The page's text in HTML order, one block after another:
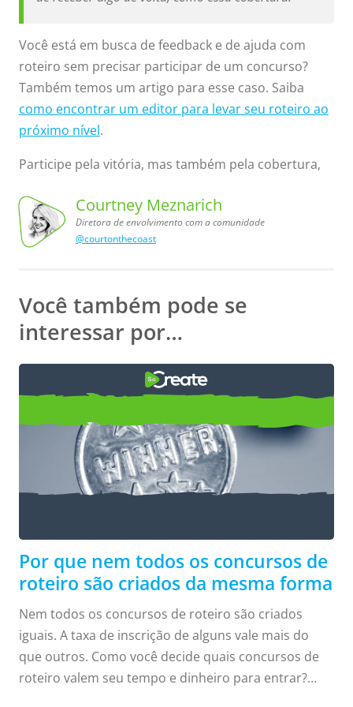
Você está em busca de feedback e de ajuda com
roteiro sem precisar participar de um concurso?
Também temos um artigo para esse caso. Saiba
como encontrar um editor para levar seu roteiro ao
próximo nível.
Participe pela vitória, mas também pela cobertura,
Courtney
Meznarich,
Diretora
de envolvimento
com
a comunidade
Courtney Meznarich
Diretora de envolvimento com a comunidade
@courtonthecoast
Você também pode se
interessar por…
Concursos de roteiro
Por que nem todos os concursos de
roteiro são criados da mesma forma
Nem todos os concursos de roteiro são criados
iguais. A taxa de inscrição de alguns vale mais do
que outros. Como você decide quais concursos de
roteiro valem seu tempo e dinheiro para entrar?